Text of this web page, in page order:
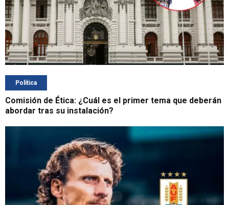
Política
Comisión de Ética: ¿Cuál es el primer tema que deberán
abordar tras su instalación?